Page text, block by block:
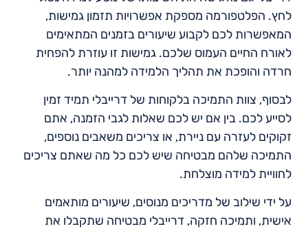
לחץ. הפלטפורמה מספקת אפשרויות תזמון גמישות,
המאפשרות לכם לקבוע שיעורים בזמנים המתאימים
לאורח החיים העמוס שלכם. גמישות זו עוזרת להפחית
חרדה והופכת את תהליך הלמידה למהנה יותר.
לבסוף, צוות התמיכה בלקוחות של דרייבלי תמיד זמין
לסייע לכם. בין אם יש לכם שאלות לגבי הזמנה, אתם
זקוקים לעזרה עם ניירת, או צריכים משאבים נוספים,
התמיכה שלהם מבטיחה שיש לכם כל מה שאתם צריכים
לחוויית למידה מוצלחת.
על ידי שילוב של מדריכים מנוסים, שיעורים מותאמים
אישית, ותמיכה חזקה, דרייבלי מבטיחה שתקבלו את